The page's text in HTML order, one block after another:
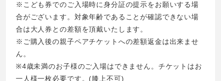
※こども券でのご入場時に身分証の提示をお願いする場
合がございます。対象年齢であることが確認できない場
合は大人券との差額を頂戴いたします。
※ご購入後の親子ペアチケットへの差額返金は出来ませ
ん。
※4歳未満のお子様のご入場はできません。チケットはお
一人様一枚必要です。(膝上不可)